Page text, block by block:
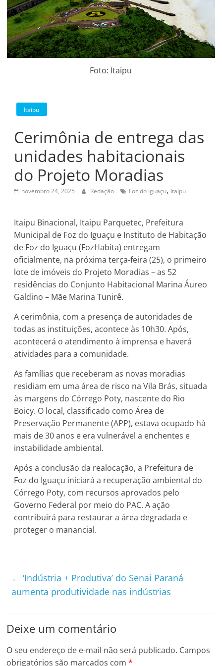
Foto: Itaipu
Itaipu
Cerimônia de entrega das
unidades habitacionais
do Projeto Moradias
novembro 24, 2025 Redação Foz do Iguaçu, Itaipu
Itaipu Binacional, Itaipu Parquetec, Prefeitura
Municipal de Foz do Iguaçu e Instituto de Habitação
de Foz do Iguaçu (FozHabita) entregam
oficialmente, na próxima terça-feira (25), o primeiro
lote de imóveis do Projeto Moradias – as 52
residências do Conjunto Habitacional Marina Áureo
Galdino – Mãe Marina Tunirê.
A cerimônia, com a presença de autoridades de
todas as instituições, acontece às 10h30. Após,
acontecerá o atendimento à imprensa e haverá
atividades para a comunidade.
As famílias que receberam as novas moradias
residiam em uma área de risco na Vila Brás, situada
às margens do Córrego Poty, nascente do Rio
Boicy. O local, classificado como Área de
Preservação Permanente (APP), estava ocupado há
mais de 30 anos e era vulnerável a enchentes e
instabilidade ambiental.
Após a conclusão da realocação, a Prefeitura de
Foz do Iguaçu iniciará a recuperação ambiental do
Córrego Poty, com recursos aprovados pelo
Governo Federal por meio do PAC. A ação
contribuirá para restaurar a área degradada e
proteger o manancial.
← ‘Indústria + Produtiva’ do Senai Paraná
aumenta produtividade nas indústrias
Deixe um comentário
O seu endereço de e-mail não será publicado. Campos
obrigatórios são marcados com*